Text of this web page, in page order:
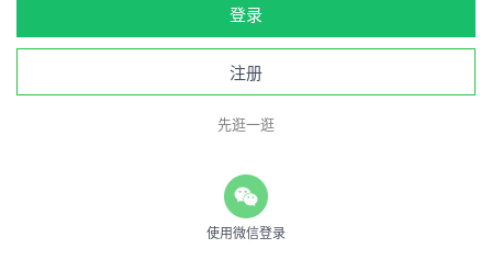
登录
注册
先逛一逛
使用微信登录